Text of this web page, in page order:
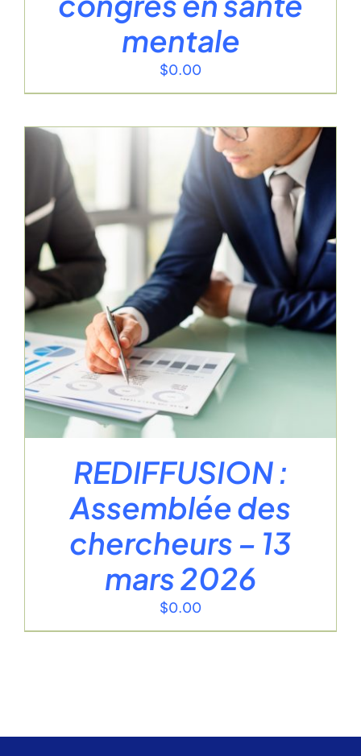
mentale
$0.00
REDIFFUSION :
Assemblée des
chercheurs – 13
mars 2026
$0.00